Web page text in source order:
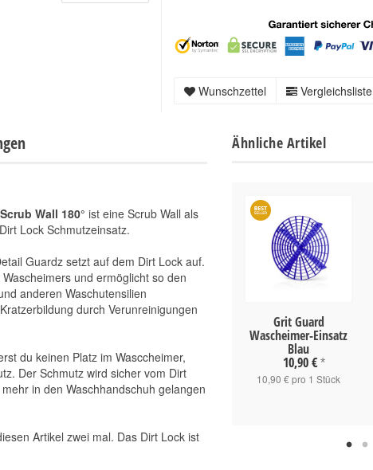
Wunschzettel Vergleichsliste
Wall 180° ist eine Scrub Wall als
Lock Schmutzeinsatz.
Guardz setzt auf dem Dirt Lock auf.
und ermöglicht so den
anderen Waschutensilien
durch Verunreinigungen
du keinen Platz im Wasccheimer,
Der Schmutz wird sicher vom Dirt
in den Waschhandschuh gelangen
Artikel zwei mal. Das Dirt Lock ist
Ähnliche Artikel
Orion Super
64,90 €
€ pro 1 Stück
Magic Bucket MB 3.5
9,90 € pro 1 Stück
Grit Guard
Wascheimer-Einsatz
Blau
10,90 € *
10,90 € pro 1 Stück